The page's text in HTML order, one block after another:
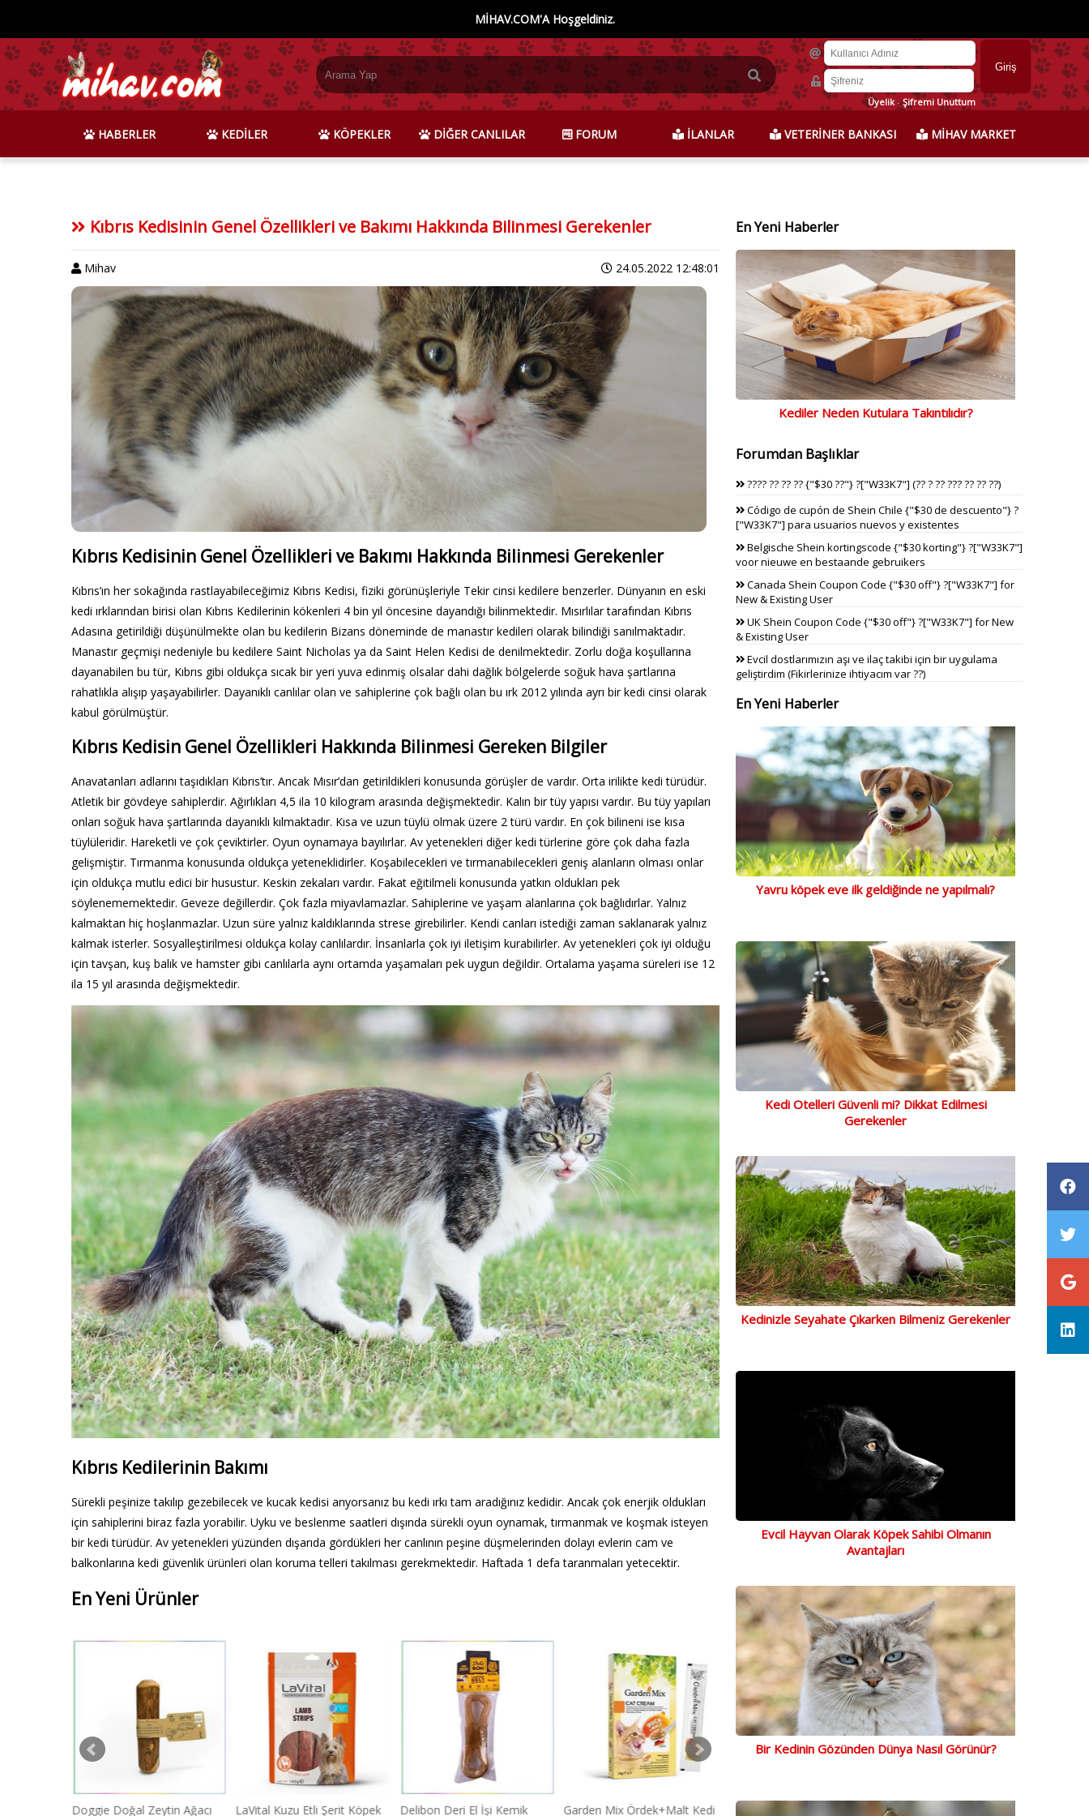
MİHAV.COM'A Hoşgeldiniz.
Üyelik-Şifremi Unuttum
HABERLER KEDİLER KÖPEKLER DİĞER CANLILAR FORUM İLANLAR VETERİNER BANKASI MİHAV MARKET
Kıbrıs Kedisinin Genel Özellikleri ve Bakımı Hakkında Bilinmesi Gerekenler
Mihav 24.05.2022 12:48:01
Kıbrıs Kedisinin Genel Özellikleri ve Bakımı Hakkında Bilinmesi Gerekenler
Kıbrıs’ın her sokağında rastlayabileceğimiz Kıbrıs Kedisi, fiziki görünüşleriyle Tekir cinsi kedilere benzerler. Dünyanın en eski
kedi ırklarından birisi olan Kıbrıs Kedilerinin kökenleri 4 bin yıl öncesine dayandığı bilinmektedir. Mısırlılar tarafından Kıbrıs
Adasına getirildiği düşünülmekte olan bu kedilerin Bizans döneminde de manastır kedileri olarak bilindiği sanılmaktadır.
Manastır geçmişi nedeniyle bu kedilere Saint Nicholas ya da Saint Helen Kedisi de denilmektedir. Zorlu doğa koşullarına
dayanabilen bu tür, Kıbrıs gibi oldukça sıcak bir yeri yuva edinmiş olsalar dahi dağlık bölgelerde soğuk hava şartlarına
rahatlıkla alışıp yaşayabilirler. Dayanıklı canlılar olan ve sahiplerine çok bağlı olan bu ırk 2012 yılında ayrı bir kedi cinsi olarak
kabul görülmüştür.
Kıbrıs Kedisin Genel Özellikleri Hakkında Bilinmesi Gereken Bilgiler
Anavatanları adlarını taşıdıkları Kıbrıs’tır. Ancak Mısır’dan getirildikleri konusunda görüşler de vardır. Orta irilikte kedi türüdür.
Atletik bir gövdeye sahiplerdir. Ağırlıkları 4,5 ila 10 kilogram arasında değişmektedir. Kalın bir tüy yapısı vardır. Bu tüy yapıları
onları soğuk hava şartlarında dayanıklı kılmaktadır. Kısa ve uzun tüylü olmak üzere 2 türü vardır. En çok bilineni ise kısa
tüylüleridir. Hareketli ve çok çeviktirler. Oyun oynamaya bayılırlar. Av yetenekleri diğer kedi türlerine göre çok daha fazla
gelişmiştir. Tırmanma konusunda oldukça yeteneklidirler. Koşabilecekleri ve tırmanabilecekleri geniş alanların olması onlar
için oldukça mutlu edici bir husustur. Keskin zekaları vardır. Fakat eğitilmeli konusunda yatkın oldukları pek
söylenememektedir. Geveze değillerdir. Çok fazla miyavlamazlar. Sahiplerine ve yaşam alanlarına çok bağlıdırlar. Yalnız
kalmaktan hiç hoşlanmazlar. Uzun süre yalnız kaldıklarında strese girebilirler. Kendi canları istediği zaman saklanarak yalnız
kalmak isterler. Sosyalleştirilmesi oldukça kolay canlılardır. İnsanlarla çok iyi iletişim kurabilirler. Av yetenekleri çok iyi olduğu
için tavşan, kuş balık ve hamster gibi canlılarla aynı ortamda yaşamaları pek uygun değildir. Ortalama yaşama süreleri ise 12
ila 15 yıl arasında değişmektedir.
Kıbrıs Kedilerinin Bakımı
Sürekli peşinize takılıp gezebilecek ve kucak kedisi arıyorsanız bu kedi ırkı tam aradığınız kedidir. Ancak çok enerjik oldukları
için sahiplerini biraz fazla yorabilir. Uyku ve beslenme saatleri dışında sürekli oyun oynamak, tırmanmak ve koşmak isteyen
bir kedi türüdür. Av yetenekleri yüzünden dışarıda gördükleri her canlının peşine düşmelerinden dolayı evlerin cam ve
balkonlarına kedi güvenlik ürünleri olan koruma telleri takılması gerekmektedir. Haftada 1 defa taranmaları yetecektir.
En Yeni Ürünler
Doggie Doğal Zeytin Ağacı
LaVital Kuzu Etli Şerit Köpek
Delibon Deri El İşi Kemik
Garden Mix Ördek+Malt Kedi
Garden Mix Platin Muhabbet
Doggie Turuncu Dokuma
En Yeni Haberler
Kediler Neden Kutulara Takıntılıdır?
Forumdan Başlıklar
???? ?? ?? ?? {"$30 ??"} ?["W33K7"] (?? ? ?? ??? ?? ?? ??)
Código de cupón de Shein Chile {"$30 de descuento"} ?
["W33K7"] para usuarios nuevos y existentes
Belgische Shein kortingscode {"$30 korting"} ?["W33K7"]
voor nieuwe en bestaande gebruikers
Canada Shein Coupon Code {"$30 off"} ?["W33K7"] for
New & Existing User
UK Shein Coupon Code {"$30 off"} ?["W33K7"] for New
& Existing User
Evcil dostlarımızın aşı ve ilaç takibi için bir uygulama
geliştirdim (Fikirlerinize ihtiyacım var ??)
En Yeni Haberler
Yavru köpek eve ilk geldiğinde ne yapılmalı?
Kedi Otelleri Güvenli mi? Dikkat Edilmesi
Gerekenler
Kedinizle Seyahate Çıkarken Bilmeniz Gerekenler
Evcil Hayvan Olarak Köpek Sahibi Olmanın
Avantajları
Bir Kedinin Gözünden Dünya Nasıl Görünür?